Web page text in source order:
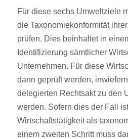
Für diese sechs Umweltziele
die Taxonomiekonformität
prüfen. Dies beinhaltet in
Identifizierung sämtlicher
Unternehmen. Für diese
dann geprüft werden,
delegierten Rechtsakt zu den
werden. Sofern dies der Fall
Wirtschaftstätigkeit als
einem zweiten Schritt muss